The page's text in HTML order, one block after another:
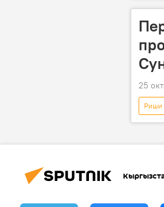
25
Риши